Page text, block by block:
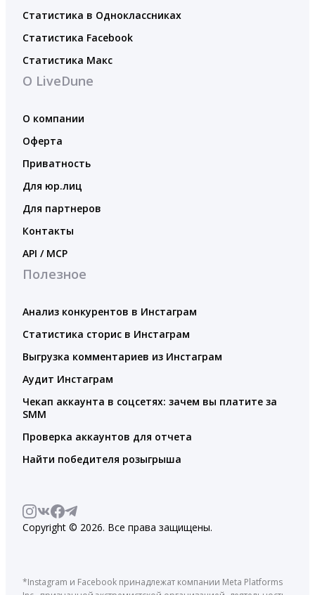
Статистика в Одноклассниках
Статистика Facebook
Статистика Макс
О LiveDune
О компании
Оферта
Приватность
Для юр.лиц
Для партнеров
Контакты
API / MCP
Полезное
Анализ конкурентов в Инстаграм
Статистика сторис в Инстаграм
Выгрузка комментариев из Инстаграм
Аудит Инстаграм
Чекап аккаунта в соцсетях: зачем вы платите за
SMM
Проверка аккаунтов для отчета
Найти победителя розыгрыша
Copyright © 2026. Все права защищены.
*Instagram и Facebook принадлежат компании Meta Platforms